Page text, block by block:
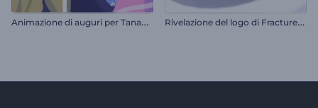
A
nimazione di auguri per Tanabata R
ivelazione del logo di Fractured Sphere